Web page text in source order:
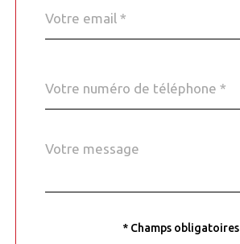
*
*
Fieldset
défaut
Message
Validation* Champs obligatoires